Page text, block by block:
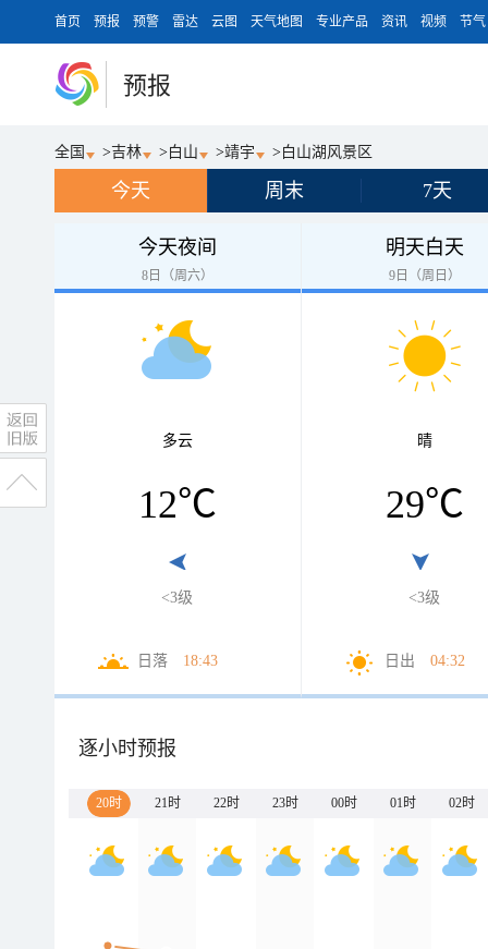
首页 预报 预警 雷达 云图 天气地图 专业产品 资讯 视频 节气
预报
全国 >吉林 > 白山 >靖宇 > 白山湖风景区
今天 周末 7天
今天夜间
8日（周六）
多云
12℃
<3级
日落 18:43
明天白天
9日（周日）
晴
29℃
<3级
日出 04:32
逐小时预报
20时 21时 22时 23时 00时 01时 02时